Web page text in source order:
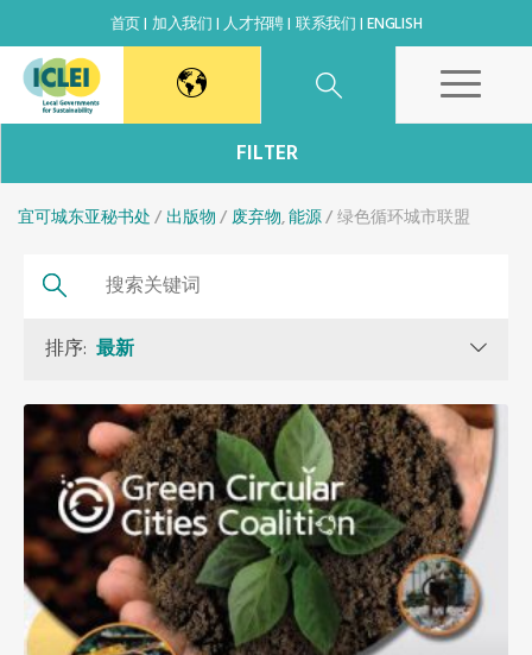
首页 加入我们 人才招聘 联系我们 ENGLISH
韩国办公室
日本办公室
北京代表处
高雄能力建设中心
全球秘书处
非洲秘书处
欧洲秘书处
FILTER
宜可城东亚秘书处 出版物 废弃物,能源 绿色循环城市联盟
排序: 最新